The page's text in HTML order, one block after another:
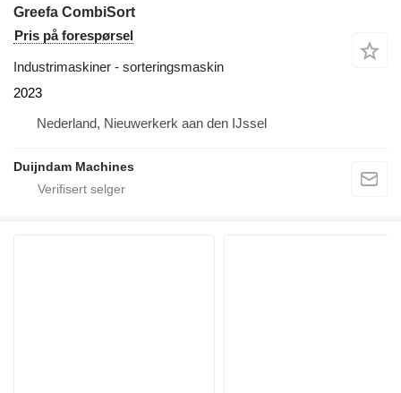
Greefa CombiSort
Pris på forespørsel
Industrimaskiner - sorteringsmaskin
2023
Nederland, Nieuwerkerk aan den IJssel
Duijndam Machines